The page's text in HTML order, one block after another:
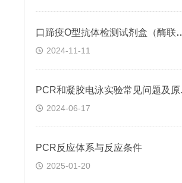
口蹄疫O型抗体检测试
2024-11-11
2024-06-17
​PCR反应体系与反应条件
2025-01-20